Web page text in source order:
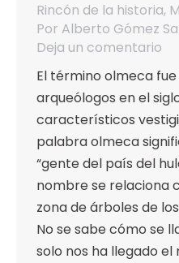
Rincón de la historia,
Por Alberto Gómez
Deja un comentario
El término olmeca
arqueólogos en el
característicos
palabra olmeca
“gente del país del
nombre se relaciona
zona de árboles de
No se sabe cómo se
solo nos ha llegado